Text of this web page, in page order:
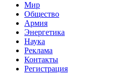
Мир
Общество
Армия
Энергетика
Наука
Реклама
Контакты
Регистрация